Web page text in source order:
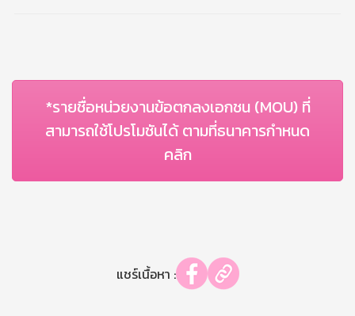
*รายชื่อหน่วยงานข้อตกลงเอกชน (MOU) ที่
สามารถใช้โปรโมชันได้ ตามที่ธนาคารกำหนด
คลิก
แชร์เนื้อหา :